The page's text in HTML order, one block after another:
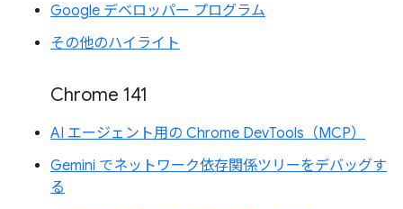
Google デベロッパー プログラム
その他のハイライト
Chrome 141
AI エージェント用の Chrome DevTools（MCP）
Gemini でネットワーク依存関係ツリーをデバッグす
る